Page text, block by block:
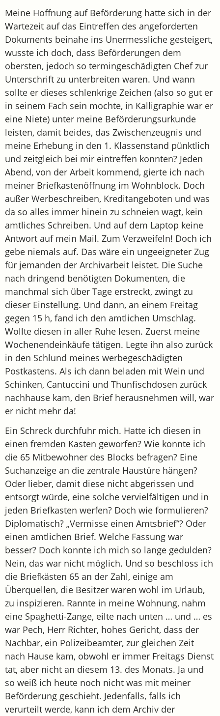
Meine Hoffnung auf Beförderung hatte sich in der
Wartezeit auf das Eintreffen des angeforderten
Dokuments beinahe ins Unermessliche gesteigert,
wusste ich doch, dass Beförderungen dem
obersten, jedoch so termingeschädigten Chef zur
Unterschrift zu unterbreiten waren. Und wann
sollte er dieses schlenkrige Zeichen (also so gut er
in seinem Fach sein mochte, in Kalligraphie war er
eine Niete) unter meine Beförderungsurkunde
leisten, damit beides, das Zwischenzeugnis und
meine Erhebung in den 1. Klassenstand pünktlich
und zeitgleich bei mir eintreffen konnten? Jeden
Abend, von der Arbeit kommend, gierte ich nach
meiner Briefkastenöffnung im Wohnblock. Doch
außer Werbeschreiben, Kreditangeboten und was
da so alles immer hinein zu schneien wagt, kein
amtliches Schreiben. Und auf dem Laptop keine
Antwort auf mein Mail. Zum Verzweifeln! Doch ich
gebe niemals auf. Das wäre ein ungeeigneter Zug
für jemanden der Archivarbeit leistet. Die Suche
nach dringend benötigten Dokumenten, die
manchmal sich über Tage erstreckt, zwingt zu
dieser Einstellung. Und dann, an einem Freitag
gegen 15 h, fand ich den amtlichen Umschlag.
Wollte diesen in aller Ruhe lesen. Zuerst meine
Wochenendeinkäufe tätigen. Legte ihn also zurück
in den Schlund meines werbegeschädigten
Postkastens. Als ich dann beladen mit Wein und
Schinken, Cantuccini und Thunfischdosen zurück
nachhause kam, den Brief herausnehmen will, war
er nicht mehr da!
Ein Schreck durchfuhr mich. Hatte ich diesen in
einen fremden Kasten geworfen? Wie konnte ich
die 65 Mitbewohner des Blocks befragen? Eine
Suchanzeige an die zentrale Haustüre hängen?
Oder lieber, damit diese nicht abgerissen und
entsorgt würde, eine solche vervielfältigen und in
jeden Briefkasten werfen? Doch wie formulieren?
Diplomatisch? „Vermisse einen Amtsbrief“? Oder
einen amtlichen Brief. Welche Fassung war
besser? Doch konnte ich mich so lange gedulden?
Nein, das war nicht möglich. Und so beschloss ich
die Briefkästen 65 an der Zahl, einige am
Überquellen, die Besitzer waren wohl im Urlaub,
zu inspizieren. Rannte in meine Wohnung, nahm
eine Spaghetti-Zange, eilte nach unten … und … es
war Pech, Herr Richter, hohes Gericht, dass der
Nachbar, ein Polizeibeamter, zur gleichen Zeit
nach Hause kam, obwohl er immer Freitags Dienst
tat, aber nicht an diesem 13. des Monats. Ja und
so weiß ich heute noch nicht was mit meiner
Beförderung geschieht. Jedenfalls, falls ich
verurteilt werde, kann ich dem Archiv der